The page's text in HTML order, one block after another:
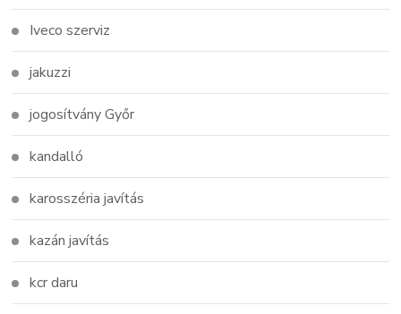
Iveco szerviz
jakuzzi
jogosítvány Győr
kandalló
karosszéria javítás
kazán javítás
kcr daru